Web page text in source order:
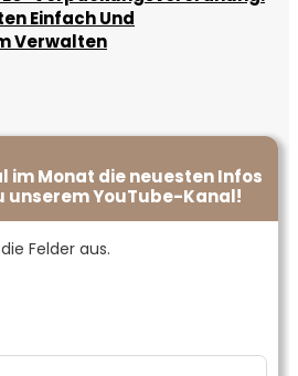
Einfach Und
Verwalten
im Monat die neuesten Infos
unserem YouTube-Kanal!
Felder aus.